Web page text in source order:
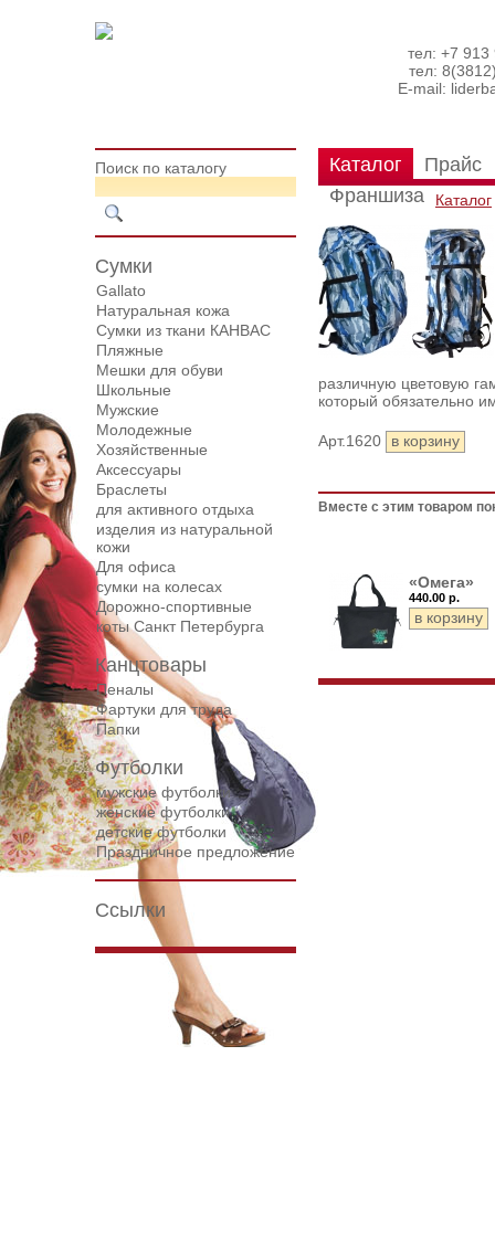
тел: +7 913
тел:
E-mail:
Поиск по каталогу
Сумки
Gallato
Натуральная кожа
Сумки из ткани КАНВАС
Пляжные
Мешки для обуви
Школьные
Мужские
Молодежные
Хозяйственные
Аксессуары
Браслеты
для активного отдыха
изделия из натуральной
кожи
Для офиса
сумки на колесах
Дорожнo-спортивные
коты Санкт Петербурга
Канцтовары
Пеналы
Фартуки для труда
Папки
Футболки
мужские футболки
женские футболки
детские футболки
Праздничное предложение
Ссылки
Каталог
Прайс
Франшиза
Каталог
различную цветовую
который обязательно
Арт.1620
Вместе с этим товаром
«Омега»
440.00 р.